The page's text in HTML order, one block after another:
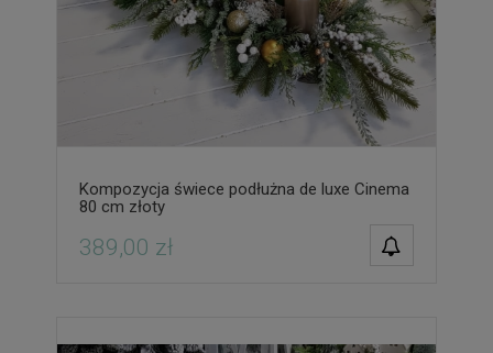
Kompozycja świece podłużna de luxe Cinema
80 cm złoty
389,00 zł